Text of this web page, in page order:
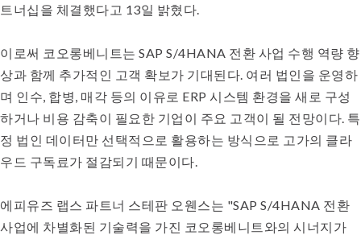
트너십을 체결했다고 13일 밝혔다.
이로써 코오롱베니트는 SAP S/4HANA 전환 사업 수행 역량 향
상과 함께 추가적인 고객 확보가 기대된다. 여러 법인을 운영하
며 인수, 합병, 매각 등의 이유로 ERP 시스템 환경을 새로 구성
하거나 비용 감축이 필요한 기업이 주요 고객이 될 전망이다. 특
정 법인 데이터만 선택적으로 활용하는 방식으로 고가의 클라
우드 구독료가 절감되기 때문이다.
에피유즈 랩스 파트너 스테판 오웬스는 "SAP S/4HANA 전환
사업에 차별화된 기술력을 가진 코오롱베니트와의 시너지가